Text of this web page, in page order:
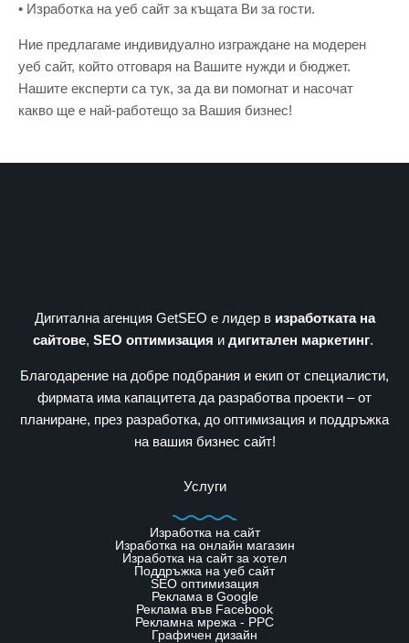
• Изработка на уеб сайт за къщата Ви за гости.
Ние предлагаме индивидуално изграждане на модерен
уеб сайт, който отговаря на Вашите нужди и бюджет.
Нашите експерти са тук, за да ви помогнат и насочат
какво ще е най-работещо за Вашия бизнес!
Дигитална агенция GetSEO е лидер в изработката на
сайтове, SEO оптимизация и дигитален маркетинг.
Благодарение на добре подбрания и екип от специалисти,
фирмата има капацитета да разработва проекти – от
планиране, през разработка, до оптимизация и поддръжка
на вашия бизнес сайт!
Услуги
Изработка на сайт
Изработка на онлайн магазин
Изработка на сайт за хотел
Поддръжка на уеб сайт
SЕО оптимизация
Реклама в Google
Реклама във Facebook
Рекламна мрежа - PPC
Графичен дизайн